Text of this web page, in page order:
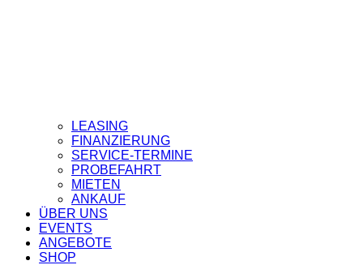
LEASING
FINANZIERUNG
SERVICE-TERMINE
PROBEFAHRT
MIETEN
ANKAUF
ÜBER UNS
EVENTS
ANGEBOTE
SHOP